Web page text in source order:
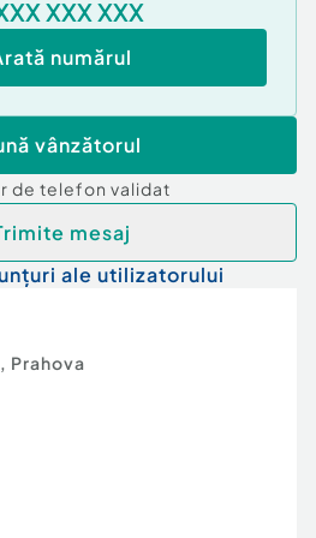
Da XXX XXX
numărul
vânzătorul
de telefon validat
mesaj
ale utilizatorului
, Prahova